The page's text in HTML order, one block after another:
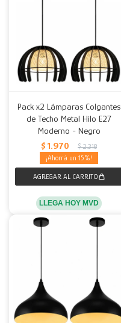
Pack x2 Lámparas Colgantes
de Techo Metal Hilo E27
Moderno - Negro
$ 1.970 $ 2.318
15
LLEGA HOY MVD